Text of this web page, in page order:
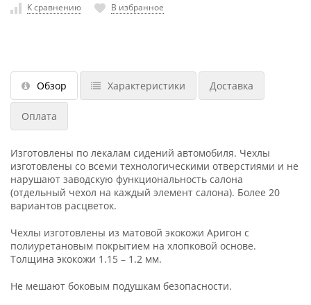
К сравнению В избранное
Обзор Характеристики Доставка
Оплата
Изготовлены по лекалам сидений автомобиля. Чехлы
изготовлены со всеми технологическими отверстиями и не
нарушают заводскую функциональность салона
(отдельный чехол на каждый элемент салона). Более 20
вариантов расцветок.
Чехлы изготовлены из матовой экокожи Аригон с
полиуретановым покрытием на хлопковой основе.
Толщина экокожи 1.15 – 1.2 мм.
Не мешают боковым подушкам безопасности.